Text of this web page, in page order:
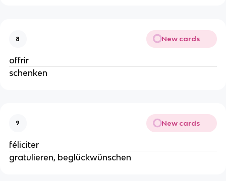
8 New cards
offrir
schenken
9 New cards
féliciter
gratulieren, beglückwünschen